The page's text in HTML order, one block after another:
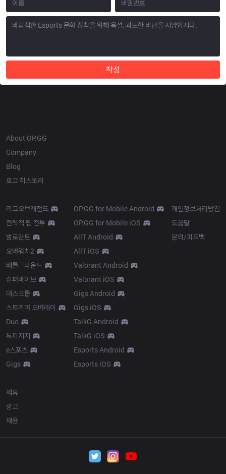
작성
About OP.GG
Company
Blog
로고 히스토리
리그오브레전드
전략적 팀 전투
발로란트
오버워치2
배틀그라운드
슈퍼바이브
데스크톱
스트리머 오버레이
Duo
톡피지지
e스포츠
Gigs
OP.GG for Mobile Android
OP.GG for Mobile iOS
AllT Android
AllT iOS
Valorant Android
Valorant iOS
Gigs Android
Gigs iOS
TalkG Android
TalkG iOS
Esports Android
Esports iOS
개인정보처리방침
도움말
문의/피드백
제휴
광고
채용